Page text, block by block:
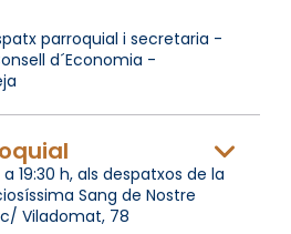
parroquial i secretaria -
d´Economia -
a 19:30 h, als despatxos de la
Sang de Nostre
Viladomat, 78